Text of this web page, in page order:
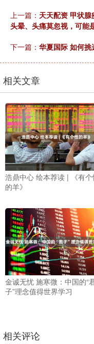
上一篇： 天天配资 甲状腺
头晕、头痛莫忽视，可能
下一篇： 华夏国际 如何
相关文章
浩鼎中心 绘本荐读 | 《有个
的羊》
金诚无忧 施寒微：中国的“
子”理念值得世界学习
相关评论